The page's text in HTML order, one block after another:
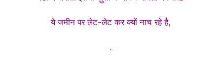
ये जमीन पर लेट-लेट कर क्यों नाच रहे है,
.